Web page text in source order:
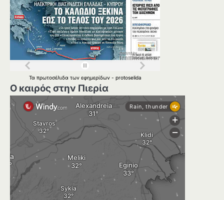
Τα πρωτοσέλιδα των εφημερίδων - protoselida
Ο καιρός στην Πιερία